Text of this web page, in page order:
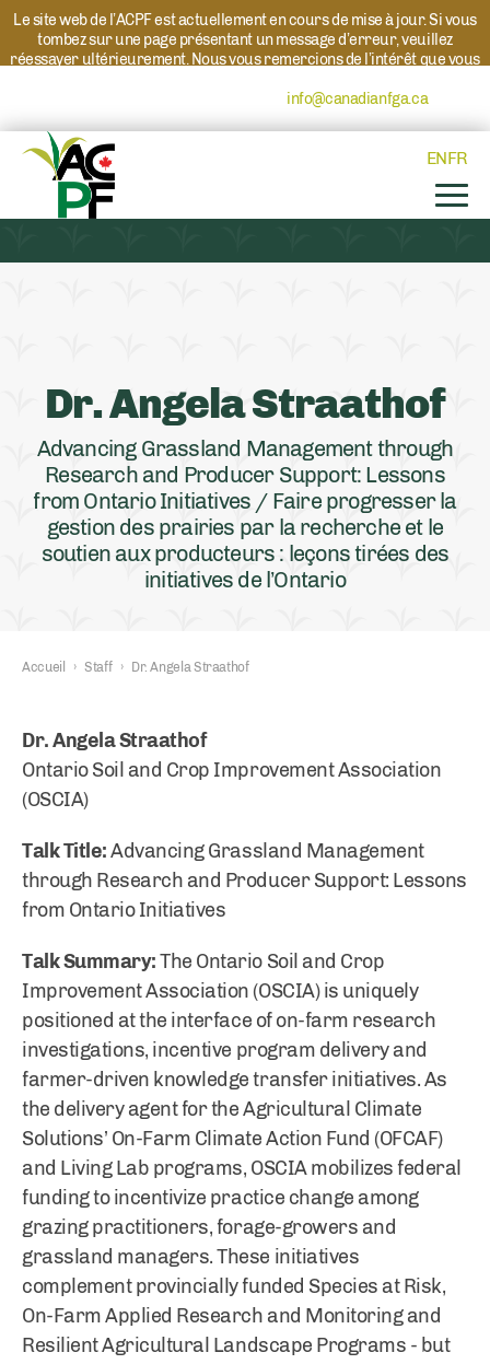
Le site web de l’ACPF est actuellement en cours de mise à jour. Si vous
tombez sur une page présentant un message d’erreur, veuillez
réessayer ultérieurement. Nous vous remercions de l’intérêt que vous
info@canadianfga.caet nous
ENFR
Dr. Angela Straathof
Advancing Grassland Management through
Research and Producer Support: Lessons
from Ontario Initiatives / Faire progresser la
gestion des prairies par la recherche et le
soutien aux producteurs : leçons tirées des
initiatives de l’Ontario
Accueil › Staff › Dr. Angela Straathof
Dr. Angela Straathof
Ontario Soil and Crop Improvement Association
(OSCIA)
Talk Title:Advancing Grassland Management
through Research and Producer Support: Lessons
from Ontario Initiatives
Talk Summary:The Ontario Soil and Crop
Improvement Association (OSCIA) is uniquely
positioned at the interface of on-farm research
investigations, incentive program delivery and
farmer-driven knowledge transfer initiatives. As
the delivery agent for the Agricultural Climate
Solutions’ On-Farm Climate Action Fund (OFCAF)
and Living Lab programs, OSCIA mobilizes federal
funding to incentivize practice change among
grazing practitioners, forage-growers and
grassland managers. These initiatives
complement provincially funded Species at Risk,
On-Farm Applied Research and Monitoring and
Resilient Agricultural Landscape Programs - but